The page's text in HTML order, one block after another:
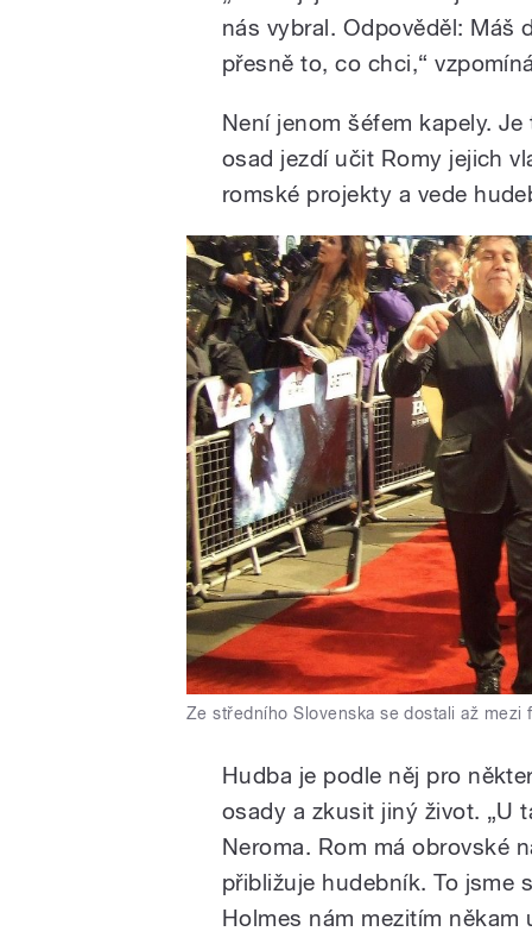
nás vybral. Odpověděl: Máš
přesně to, co chci,“
Není jenom šéfem kapely.
osad jezdí učit Romy jejich
romské projekty a vede
Ze středního Slovenska se dostali až mezi
Hudba je podle něj pro
osady a zkusit jiný život. „U
Neroma. Rom má obrovské
přibližuje hudebník. To jsme
Holmes nám mezitím někam